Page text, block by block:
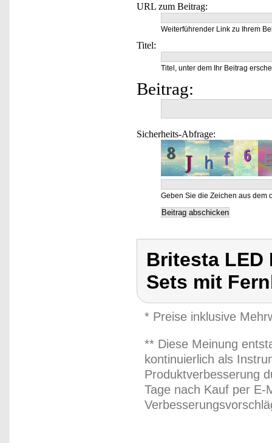
URL zum Beitrag:
Weiterführender Link zu Ihrem
Titel:
Titel, unter dem Ihr Beitrag
Beitrag:
Sicherheits-Abfrage:
Geben Sie die Zeichen aus dem
Britesta LED
Sets mit
* Preise inklusive
** Diese Meinung
kontinuierlich als
Produktverbesserung
Tage nach Kauf per E-